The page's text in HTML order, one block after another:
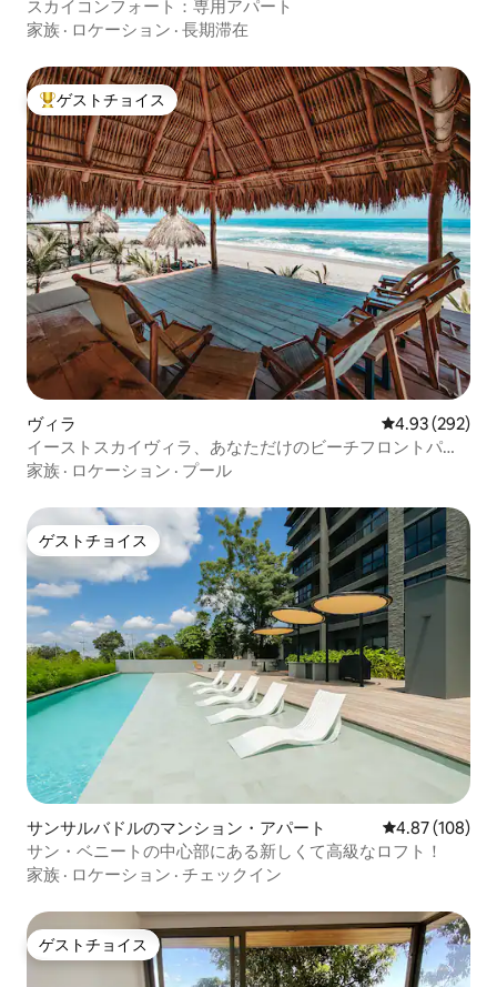
スカイコンフォート：専用アパート
家族 · ロケーション · 長期滞在
大好評のゲストチョイスです。
ゲストチョイス
ヴィラ レビュー292
4.93 (292)
イーストスカイヴィラ、あなただけのビーチフロントパラ
ダイス！！！
家族 · ロケーション · プール
ゲストチョイス
ゲストチョイス
サンサルバドルのマンション・アパート レビュー108
4.87 (108)
サン・ベニートの中心部にある新しくて高級なロフト！
家族 · ロケーション · チェックイン
ゲストチョイス
ゲストチョイス